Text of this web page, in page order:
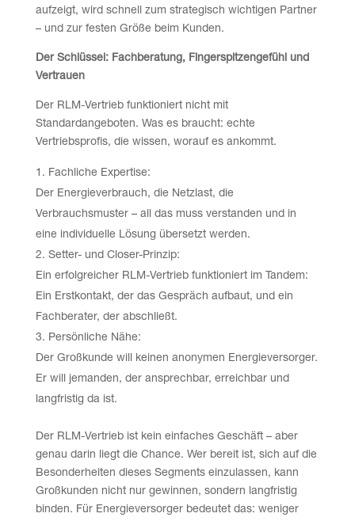
aufzeigt, wird schnell zum strategisch wichtigen Partner
– und zur festen Größe beim Kunden.
Der Schlüssel: Fachberatung, Fingerspitzengefühl und
Vertrauen
Der RLM-Vertrieb funktioniert nicht mit
Standardangeboten. Was es braucht: echte
Vertriebsprofis, die wissen, worauf es ankommt.
Fachliche Expertise:
Der Energieverbrauch, die Netzlast, die
Verbrauchsmuster – all das muss verstanden und in
eine individuelle Lösung übersetzt werden.
Setter- und Closer-Prinzip:
Ein erfolgreicher RLM-Vertrieb funktioniert im Tandem:
Ein Erstkontakt, der das Gespräch aufbaut, und ein
Fachberater, der abschließt.
Persönliche Nähe:
Der Großkunde will keinen anonymen Energieversorger.
Er will jemanden, der ansprechbar, erreichbar und
langfristig da ist.
Der RLM-Vertrieb ist kein einfaches Geschäft – aber
genau darin liegt die Chance. Wer bereit ist, sich auf die
Besonderheiten dieses Segments einzulassen, kann
Großkunden nicht nur gewinnen, sondern langfristig
binden. Für Energieversorger bedeutet das: weniger